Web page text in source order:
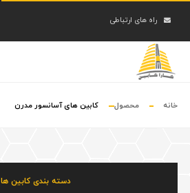
راه های ارتباطی
خانه محصول کابین های آسانسور مدرن
دسته بندی کابین ها